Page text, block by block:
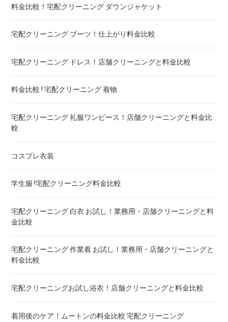
エアウィーヴ マットレスのクリーニング ! どこがいい
布団の洗濯ネット コインランドリー ! ドラム式におすすめは
布団クリーニング 防ダニ加工 ! 効果と危険性
ゴアテックス 羽毛布団 クリーニング ! 料金ランキング
こたつ布団のクリーニング代 ! 料金比較
の違いも
トゥルースリーパー マットレスのクリーニング ! どこがいい
ウェイトブランケットの洗い方 ! 洗えないタイプの対処法も
重い布団の洗い方 ! 洗えないタイプの対処法も
料金比較！宅配クリーニング ダウンジャケット
宅配クリーニング ブーツ！仕上がり料金比較
宅配クリーニング ドレス！店舗クリーニングと料金比較
料金比較 ! 宅配クリーニング 着物
宅配クリーニング 礼服ワンピース！店舗クリーニングと料金比
較
コスプレ衣装
学生服 !宅配クリーニング料金比較
宅配クリーニング 白衣 お試し！業務用・店舗クリーニングと料
金比較
宅配クリーニング 作業着 お試し！業務用・店舗クリーニングと
料金比較
宅配クリーニングお試し浴衣！店舗クリーニングと料金比較
着用後のケア！ムートンの料金比較 宅配クリーニング